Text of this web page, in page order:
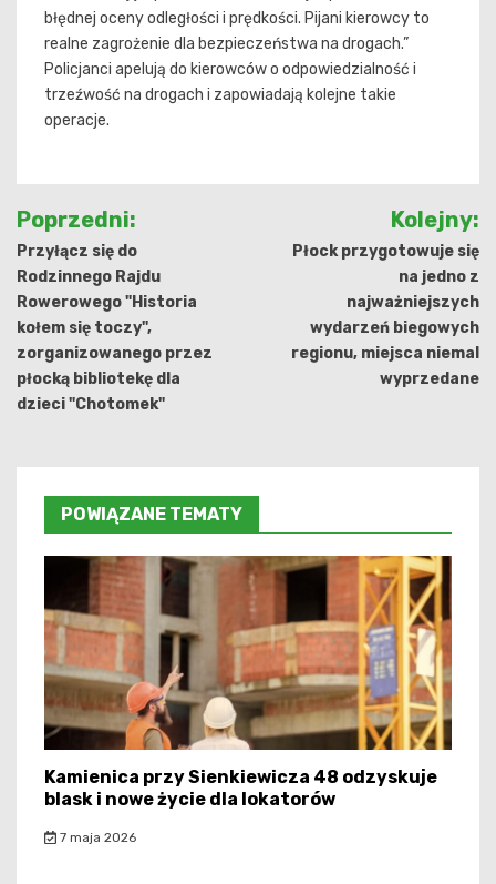
błędnej oceny odległości i prędkości. Pijani kierowcy to
realne zagrożenie dla bezpieczeństwa na drogach.”
Policjanci apelują do kierowców o odpowiedzialność i
trzeźwość na drogach i zapowiadają kolejne takie
operacje.
Nawigacja
wpisu
Poprzedni:
Przyłącz się do
Rodzinnego Rajdu
Rowerowego "Historia
kołem się toczy",
zorganizowanego przez
płocką bibliotekę dla
dzieci "Chotomek"
Kolejny:
Płock przygotowuje się
na jedno z
najważniejszych
wydarzeń biegowych
regionu, miejsca niemal
wyprzedane
POWIĄZANE TEMATY
Kamienica przy Sienkiewicza 48 odzyskuje
blask i nowe życie dla lokatorów
7 maja 2026